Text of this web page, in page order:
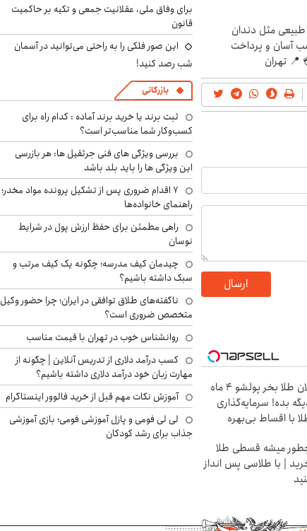
مثل دندان
آسان و پرداخت
تهران
ارسال
الان طلا بخر پولشو 4 ماه
بده! سرمایه‌گذاری
با اقساط بی‌بهره
میشه قسطی طلا
| با طلاسی پس انداز
برای وفاق ملی، عقلانیت جمعی و تکیه بر حاکمیت
قانون
این صور فلکی را به راحتی می‌توانید در آسمان
شب رصد کنید!
بازرگانی
ثبت برند یا خرید برند آماده : کدام راه برای
کسب‌وکار شما مناسب‌تر است؟
بررسی ویژگی های فنی جرثقیل ها: هر بازرسی
این ویژگی ها را باید بلد باشد
۷ اقدام ضروری پس از تشکیل پرونده مواد مخدر؛
راهنمای خانواده‌ها
راهی مطمئن برای حفظ ارزش پول در شرایط
نوسان
چیدمان کیف مدرسه؛ چگونه یک کیف مرتب و
سبک داشته باشیم؟
ناگفته‌های طلاق توافقی در ایران؛ چرا حضور وکیل
متخصص ضروری است؟
روانشناس خوب در تهران با قیمت مناسب
کسب درآمد دلاری از تدریس آنلاین | چگونه از
مهارت زبان خود درآمد دلاری داشته باشیم؟
آموزش نکات مهم قبل از خرید فالوور اینستاگرام
لی لی فومی و پازل آموزشی فومی؛ بازی آموزشی
جذاب برای رشد کودکان